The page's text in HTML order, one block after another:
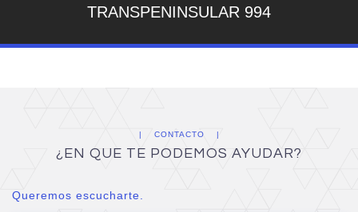
TRANSPENINSULAR 994
CONTACTO
¿EN QUE TE PODEMOS AYUDAR?
Queremos escucharte.